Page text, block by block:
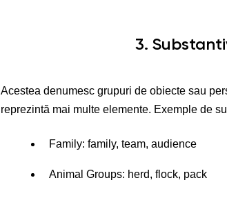
3.
Acestea denumesc grupuri de obiecte sau
reprezintă mai multe elemente. Exemple de
Family: family, team, audience
Animal Groups: herd, flock, pack